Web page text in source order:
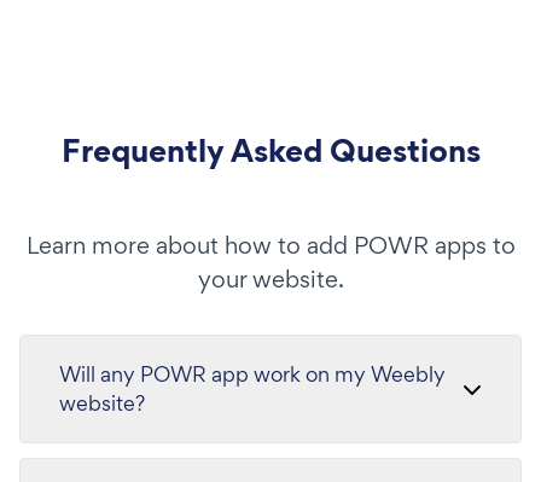
Frequently Asked Questions
Learn more about how to add POWR apps to
your website.
Will any POWR app work on my Weebly
website?